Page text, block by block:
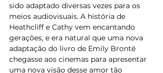
sido adaptado diversas vezes para os
meios audiovisuais. A história de
Heathcliff e Cathy vem encantando
gerações, e era natural que uma nova
adaptação do livro de Emily Brontë
chegasse aos cinemas para apresentar
uma nova visão desse amor tão